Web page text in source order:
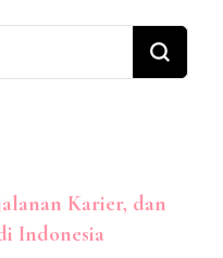
Karier, dan
Indonesia